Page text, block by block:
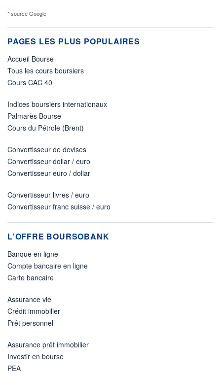
* source Google
PAGES LES PLUS POPULAIRES
Accueil Bourse
Tous les cours boursiers
Cours CAC 40
Indices boursiers internationaux
Palmarès Bourse
Cours du Pétrole (Brent)
Convertisseur de devises
Convertisseur dollar / euro
Convertisseur euro / dollar
Convertisseur livres / euro
Convertisseur franc suisse / euro
L'OFFRE BOURSOBANK
Banque en ligne
Compte bancaire en ligne
Carte bancaire
Assurance vie
Crédit immobilier
Prêt personnel
Assurance prêt immobilier
Investir en bourse
PEA